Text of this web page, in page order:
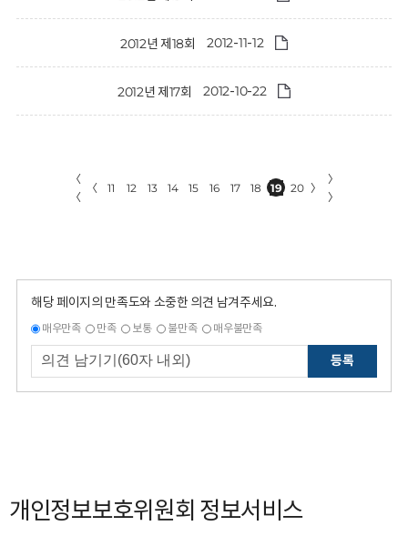
2012년 제18회 2012-11-12
2012년 제17회 2012-10-22
〈
〈
〈 11 12 13 14 15 16 17 18 19 20 〉
〉
〉
해당 페이지의 만족도와 소중한 의견 남겨주세요.
매우만족 만족 보통 불만족 매우불만족
등록
개인정보보호위원회 정보서비스